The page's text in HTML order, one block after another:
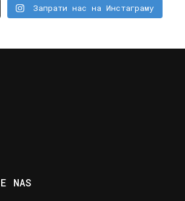
Запрати нас на Инстаграму
NAS